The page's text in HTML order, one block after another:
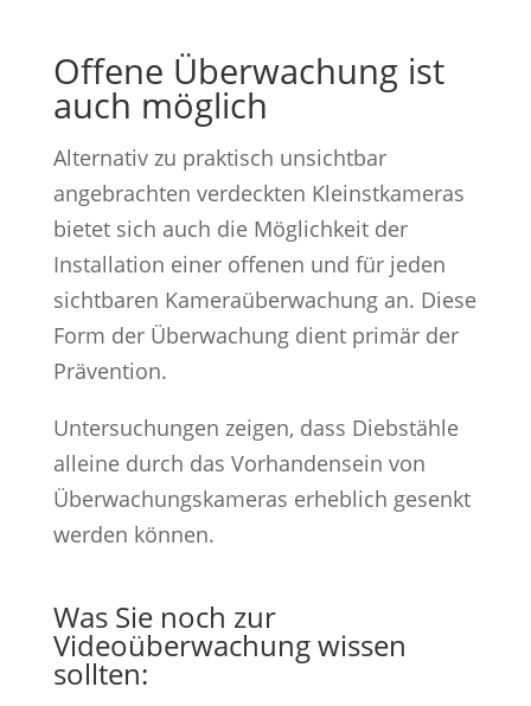
Offene Überwachung ist
auch möglich
Alternativ zu praktisch unsichtbar
angebrachten verdeckten Kleinstkameras
bietet sich auch die Möglichkeit der
Installation einer offenen und für jeden
sichtbaren Kameraüberwachung an. Diese
Form der Überwachung dient primär der
Prävention.
Untersuchungen zeigen, dass Diebstähle
alleine durch das Vorhandensein von
Überwachungskameras erheblich gesenkt
werden können.
Was Sie noch zur
Videoüberwachung wissen
sollten: